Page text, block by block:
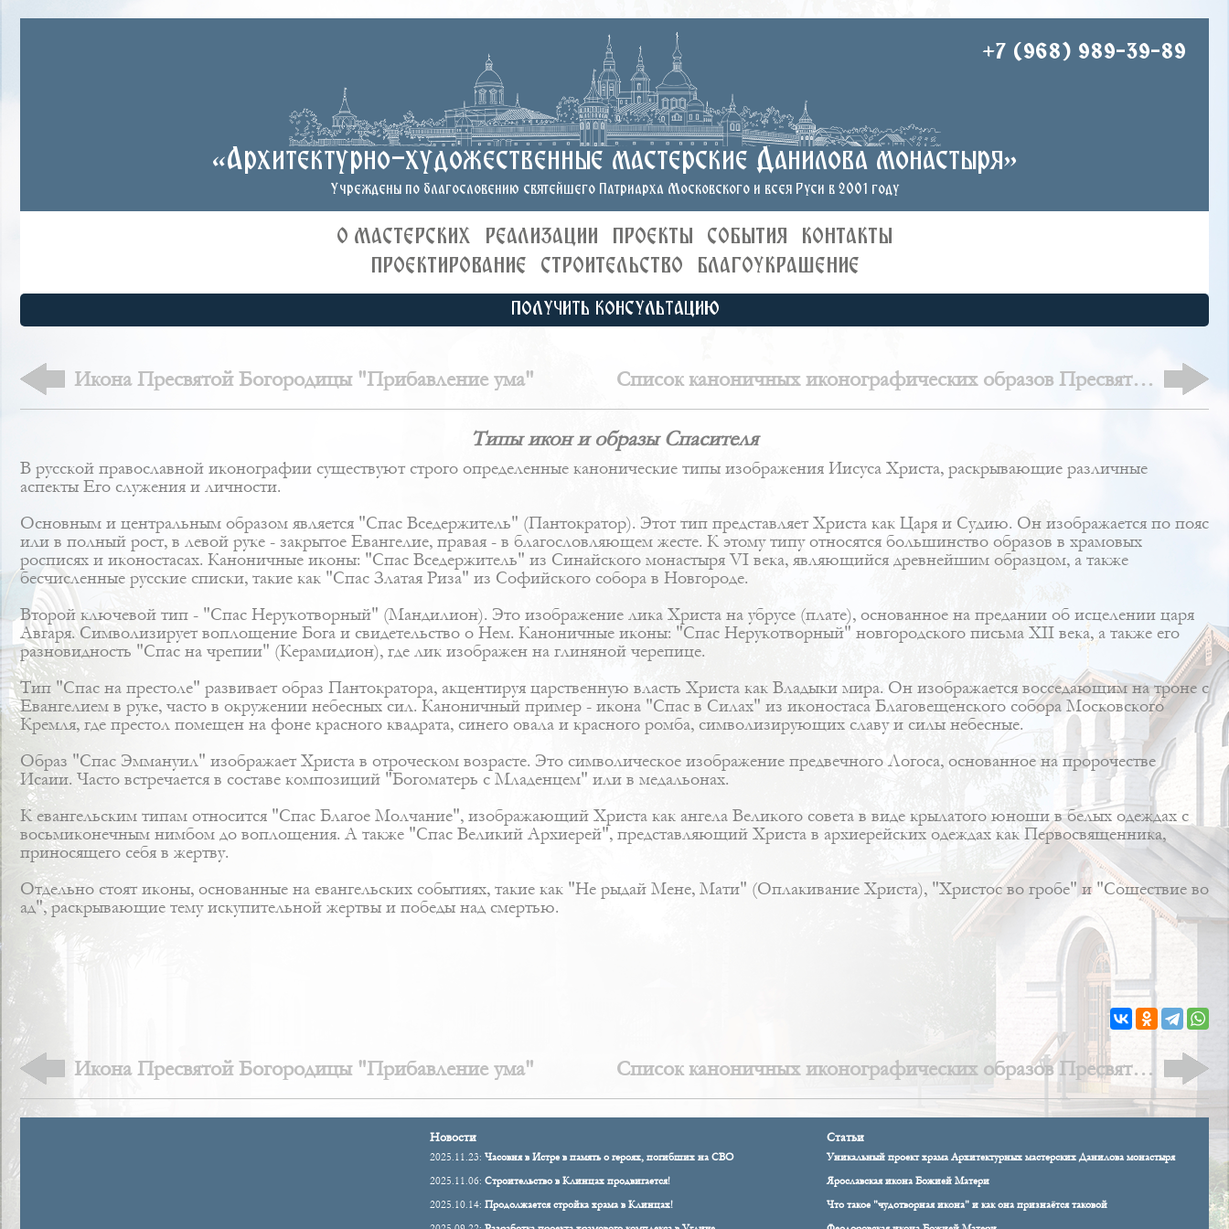
+7 (968) 989-39-89
«Архитектурно-художественные мастерские Данилова монастыря»
Учреждены по благословению святейшего Патриарха Московского и всея Руси в 2001 году
О МАСТЕРСКИХ РЕАЛИЗАЦИИ ПРОЕКТЫ СОБЫТИЯ
КОНТАКТЫ
ПРОЕКТИРОВАНИЕ
СТРОИТЕЛЬСТВО БЛАГОУКРАШЕНИЕ
ПОЛУЧИТЬ КОНСУЛЬТАЦИЮ
Икона Пресвятой Богородицы "Прибавление ума"
Список каноничных иконографических образов Пресвятой
Типы икон и образы Спасителя
В русской православной иконографии существуют строго определенные канонические типы изображения Иисуса Христа, раскрывающие различные
аспекты Его служения и личности.
Основным и центральным образом является "Спас Вседержитель" (Пантократор). Этот тип представляет Христа как Царя и Судию. Он изображается по пояс
или в полный рост, в левой руке - закрытое Евангелие, правая - в благословляющем жесте. К этому типу относятся большинство образов в храмовых
росписях и иконостасах. Каноничные иконы: "Спас Вседержитель" из Синайского монастыря VI века, являющийся древнейшим образцом, а также
бесчисленные русские списки, такие как "Спас Златая Риза" из Софийского собора в Новгороде.
Второй ключевой тип - "Спас Нерукотворный" (Мандилион). Это изображение лика Христа на убрусе (плате), основанное на предании об исцелении царя
Авгаря. Символизирует воплощение Бога и свидетельство о Нем. Каноничные иконы: "Спас Нерукотворный" новгородского письма XII века, а также его
разновидность "Спас на чрепии" (Керамидион), где лик изображен на глиняной черепице.
Тип "Спас на престоле" развивает образ Пантократора, акцентируя царственную власть Христа как Владыки мира. Он изображается восседающим на троне с
Евангелием в руке, часто в окружении небесных сил. Каноничный пример - икона "Спас в Силах" из иконостаса Благовещенского собора Московского
Кремля, где престол помещен на фоне красного квадрата, синего овала и красного ромба, символизирующих славу и силы небесные.
Образ "Спас Эммануил" изображает Христа в отроческом возрасте. Это символическое изображение предвечного Логоса, основанное на пророчестве
Исаии. Часто встречается в составе композиций "Богоматерь с Младенцем" или в медальонах.
К евангельским типам относится "Спас Благое Молчание", изображающий Христа как ангела Великого совета в виде крылатого юноши в белых одеждах с
восьмиконечным нимбом до воплощения. А также "Спас Великий Архиерей", представляющий Христа в архиерейских одеждах как Первосвященника,
приносящего себя в жертву.
Отдельно стоят иконы, основанные на евангельских событиях, такие как "Не рыдай Мене, Мати" (Оплакивание Христа), "Христос во гробе" и "Сошествие во
ад", раскрывающие тему искупительной жертвы и победы над смертью.
Икона Пресвятой Богородицы "Прибавление ума"
Список каноничных иконографических образов Пресвятой
Богородицы
Новости
2025.11.23:Часовня в Истре в память о героях, погибших на СВО
2025.11.06:Строительство в Клинцах продвигается!
2025.10.14:Продолжается стройка храма в Клинцах!
Статьи
Уникальный проект храма Архитектурных мастерских Данилова монастыря
Ярославская икона Божией Матери
Что такое "чудотворная икона" и как она признаётся таковой